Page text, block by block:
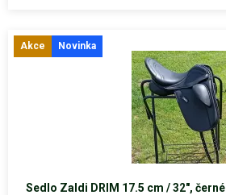
Akce Novinka
Sedlo Zaldi DRIM 17.5 cm / 32", černé